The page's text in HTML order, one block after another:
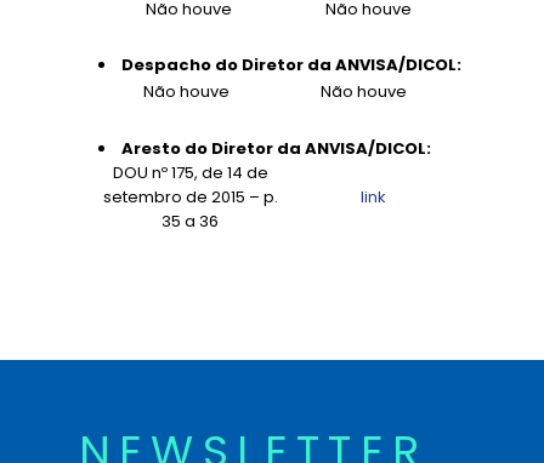
Não houve
Não houve
Despacho do Diretor da ANVISA/DICOL:
Não houve
Não houve
Aresto do Diretor da ANVISA/DICOL:
DOU nº 175, de 14 de
setembro de 2015 – p.
35 a 36
link